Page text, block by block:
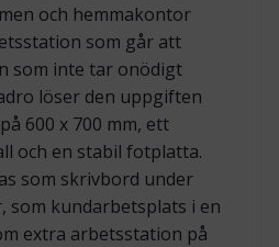
och hemmakontor
som går att
som inte tar onödigt
löser den uppgiften
600 x 700 mm, ett
och en stabil fotplatta.
som skrivbord under
som kundarbetsplats i en
extra arbetsstation på